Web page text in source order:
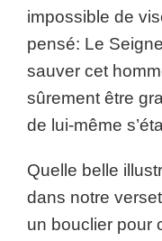
impossible de
pensé: Le
sauver cet
sûrement être
de lui-même
Quelle belle
dans notre
un bouclier pour